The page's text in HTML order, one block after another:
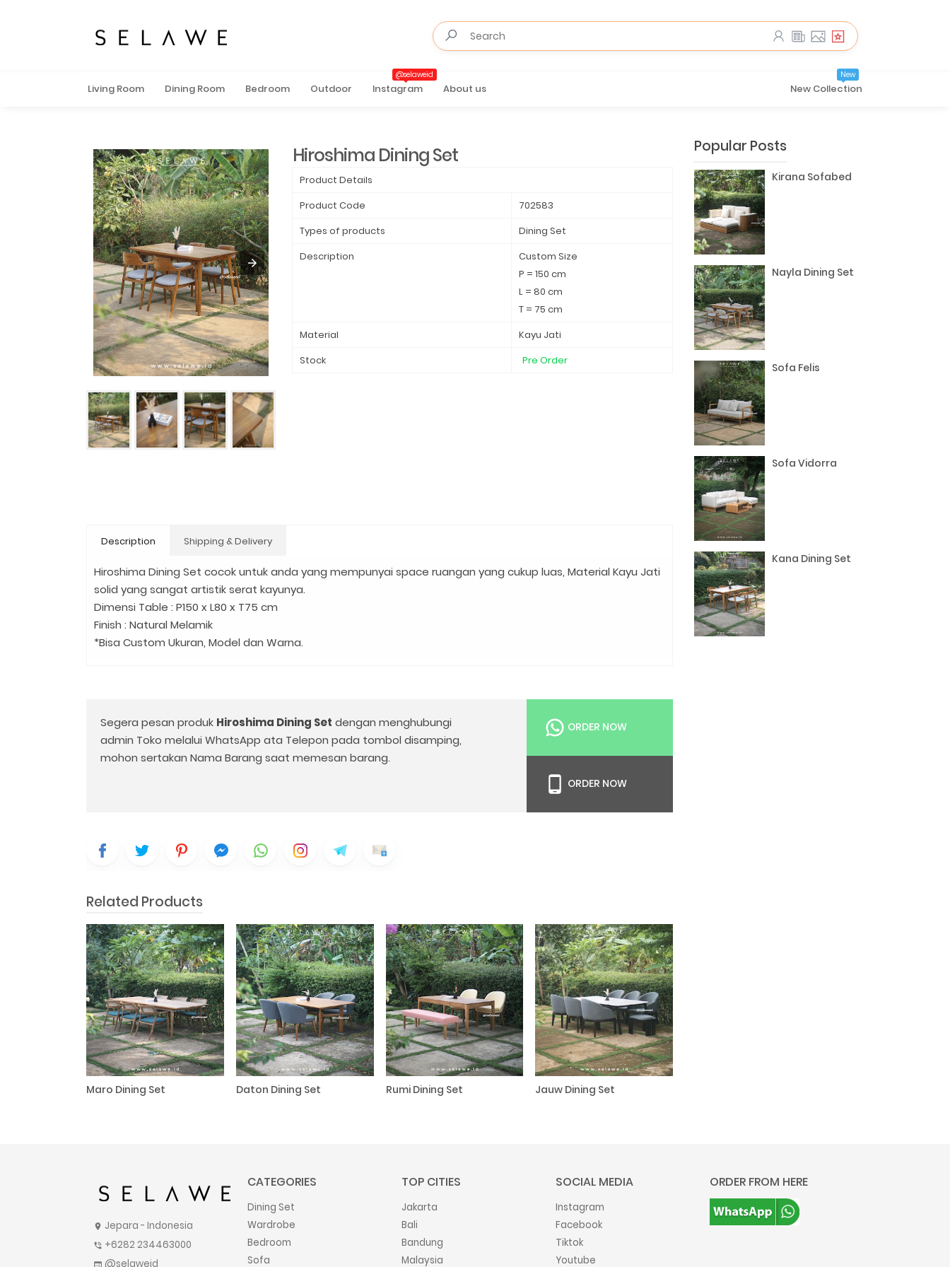
Living Room Dining Room Bedroom Outdoor Instagram
@selaweid
About us New Collection
New
Hiroshima Dining Set
Product Details
Product Code
702583
Types of products
Dining Set
Description
Custom Size
P = 150 cm
L = 80 cm
T = 75 cm
Material
Kayu Jati
Stock
Pre Order
Description Shipping & Delivery
Hiroshima Dining Set cocok untuk anda yang mempunyai space ruangan yang cukup luas, Material Kayu Jati
solid yang sangat artistik serat kayunya.
Dimensi Table : P150 x L80 x T75 cm
Finish : Natural Melamik
*Bisa Custom Ukuran, Model dan Warna.
Segera pesan produk Hiroshima Dining Set dengan menghubungi
admin Toko melalui WhatsApp ata Telepon pada tombol disamping,
mohon sertakan Nama Barang saat memesan barang.
ORDER NOW
ORDER NOW
Related Products
Maro Dining Set Daton Dining Set Rumi Dining Set Jauw Dining Set
Popular Posts
Kirana Sofabed
Nayla Dining Set
Sofa Felis
Sofa Vidorra
Kana Dining Set
location_on Jepara - Indonesia
phone_in_talk +6282 234463000
web @selaweid
CATEGORIES
Dining Set
Wardrobe
Bedroom
Sofa
TOP CITIES
Jakarta
Bali
Bandung
Malaysia
SOCIAL MEDIA
Instagram
Facebook
Tiktok
Youtube
ORDER FROM HERE